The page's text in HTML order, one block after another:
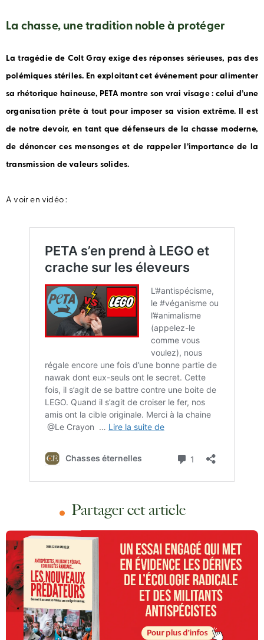
La chasse, une tradition noble à protéger
La tragédie de Colt Gray exige des réponses sérieuses, pas des
polémiques stériles. En exploitant cet événement pour alimenter
sa rhétorique haineuse, PETA montre son vrai visage : celui d’une
organisation prête à tout pour imposer sa vision extrême. Il est
de notre devoir, en tant que défenseurs de la chasse moderne,
de dénoncer ces mensonges et de rappeler l’importance de la
transmission de valeurs solides.
A voir en vidéo :
Partager cet article